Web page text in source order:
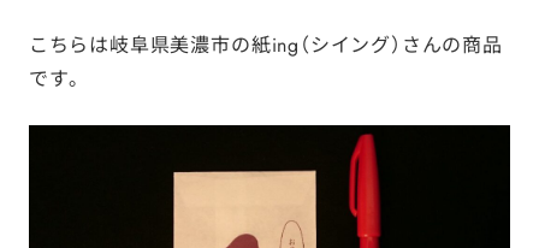
こちらは岐阜県美濃市の紙ing（シイング）さんの商品
です。